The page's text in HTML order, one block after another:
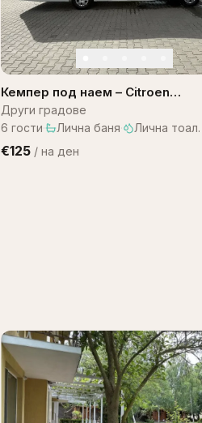
Кемпер под наем – Citroen
Campervan
Други градове
6 гости· Лична баня· Лична тоал.
€125 / на ден